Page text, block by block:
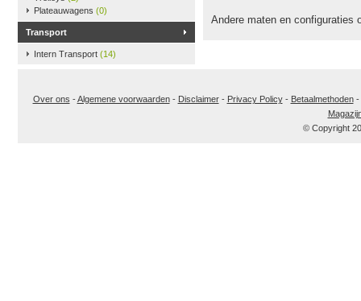
Plateauwagens (0)
Transport
Intern Transport (14)
Andere maten en configuraties
Over ons -Algemene voorwaarden- Disclaimer- Privacy Policy- Betaalmethoden-
© Copyright